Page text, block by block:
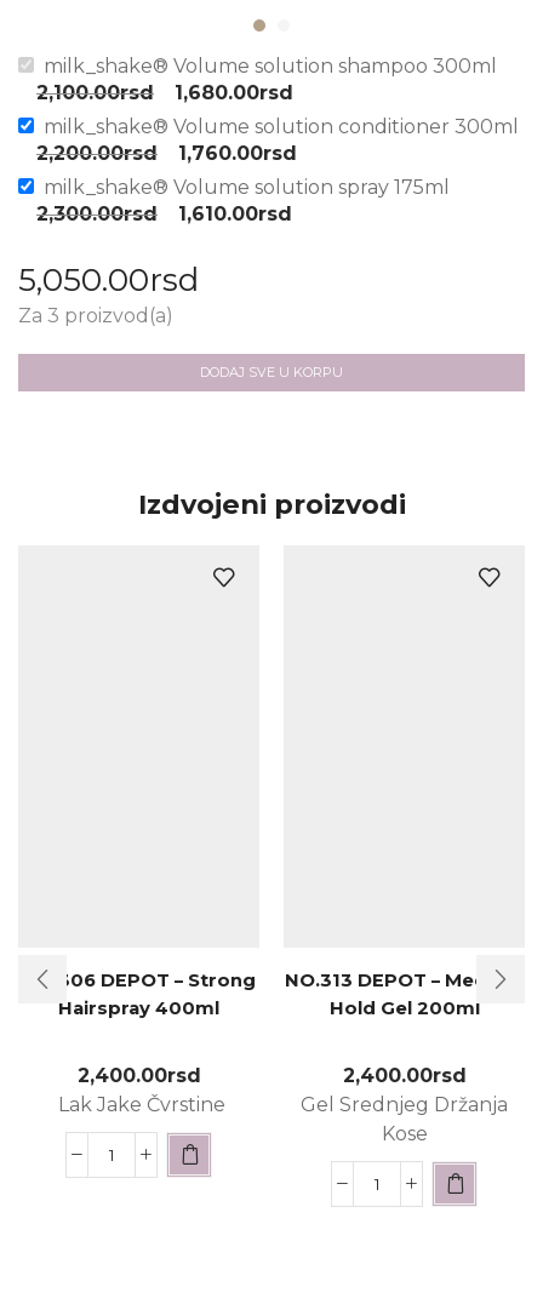
milk_shake® Volume solution shampoo 300ml
2,100.00rsd 1,680.00rsd
milk_shake® Volume solution conditioner 300ml
2,200.00rsd 1,760.00rsd
milk_shake® Volume solution spray 175ml
2,300.00rsd 1,610.00rsd
5,050.00rsd
Za 3 proizvod(a)
DODAJ SVE U KORPU
Izdvojeni proizvodi
NO.306 DEPOT – Strong
Hairspray 400ml
2,400.00rsd
Lak Jake Čvrstine
NO.313 DEPOT – Medium
Hold Gel 200ml
2,400.00rsd
Gel Srednjeg Držanja
Kose